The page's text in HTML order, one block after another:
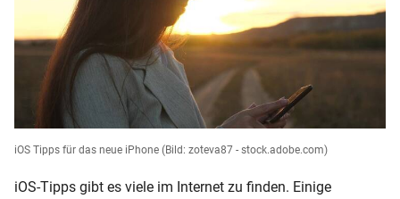
iOS Tipps für das neue iPhone (Bild: zoteva87 - stock.adobe.com)
iOS-Tipps gibt es viele im Internet zu finden. Einige